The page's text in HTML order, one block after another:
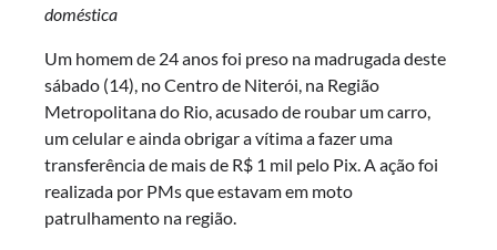
doméstica
Um homem de 24 anos foi preso na madrugada deste
sábado (14), no Centro de Niterói, na Região
Metropolitana do Rio, acusado de roubar um carro,
um celular e ainda obrigar a vítima a fazer uma
transferência de mais de R$ 1 mil pelo Pix. A ação foi
realizada por PMs que estavam em moto
patrulhamento na região.